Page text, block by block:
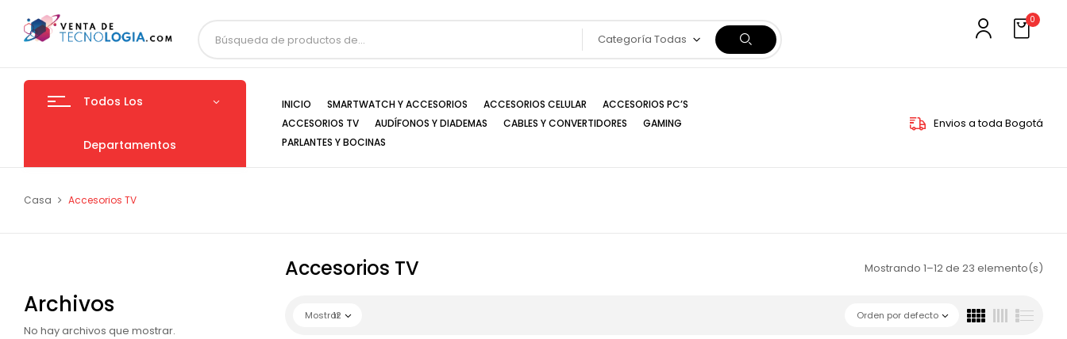
Categoría Todas
0
Todos Los
Departamentos
INICIO SMARTWATCH Y ACCESORIOS ACCESORIOS CELULAR
ACCESORIOS PC’S
ACCESORIOS TV
AUDÍFONOS Y DIADEMAS CABLES Y CONVERTIDORES
GAMING
PARLANTES Y BOCINAS
Envios a toda Bogotá
Casa Accesorios TV
Archivos
No hay archivos que mostrar.
Accesorios TV Mostrando 1–12 de 23 elemento(s)
Orden por defecto
Mostrar
12